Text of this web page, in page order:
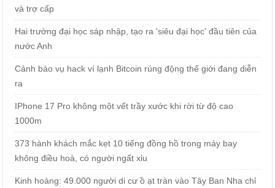
và trợ cấp
Hai trường đại học sáp nhập, tạo ra 'siêu đại học' đầu tiên của
nước Anh
Cảnh báo vụ hack ví lạnh Bitcoin rúng động thế giới đang diễn
ra
IPhone 17 Pro không một vết trầy xước khi rời từ độ cao
1000m
373 hành khách mắc kẹt 10 tiếng đồng hồ trong máy bay
không điều hoà, có người ngất xỉu
Kinh hoàng: 49.000 người di cư ồ ạt tràn vào Tây Ban Nha chỉ